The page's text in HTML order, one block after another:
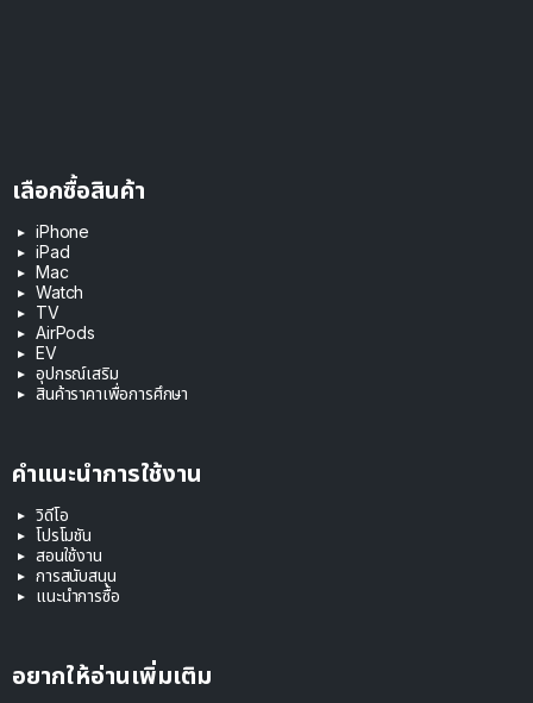
เลือกซื้อสินค้า
iPhone
iPad
Mac
Watch
TV
AirPods
EV
อุปกรณ์เสริม
สินค้าราคาเพื่อการศึกษา
คำแนะนำการใช้งาน
วิดีโอ
โปรโมชัน
สอนใช้งาน
การสนับสนุน
แนะนำการซื้อ
อยากให้อ่านเพิ่มเติม